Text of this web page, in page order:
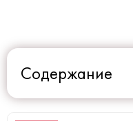
Содержание